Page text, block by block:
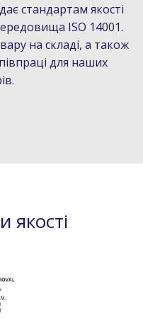
стандартам якості
ISO 14001.
на складі, а також
для наших
якості